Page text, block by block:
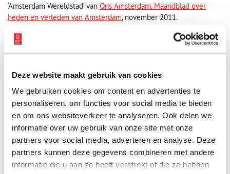
Deze website maakt gebruik van cookies
We gebruiken cookies om content en advertenties te
personaliseren, om functies voor social media te bieden
en om ons websiteverkeer te analyseren. Ook delen we
informatie over uw gebruik van onze site met onze
partners voor social media, adverteren en analyse. Deze
partners kunnen deze gegevens combineren met andere
informatie die u aan ze heeft verstrekt of die ze hebben
‘Amsterdam Wereldstad’ van Ons Amsterdam. Maandblad over
heden en verleden van Amsterdam, november 2011.
Publicatiedatum: 26/10/2011
Ontvang de nieuwsbrief
Wilt u op de hoogte blijven van de mooiste verhalen en het
laatste erfgoednieuws? Schrijf u dan nu in voor onze
wekelijkse nieuwsbrief!